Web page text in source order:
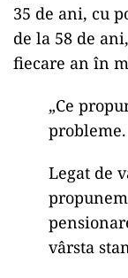
35 de ani, cu
de la 58 de
fiecare an în
„Ce
probleme.
Legat de
vârsta